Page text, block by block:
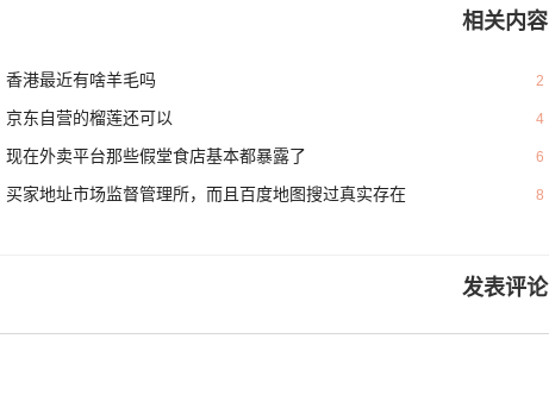
相关内容
香港最近有啥羊毛吗 2
京东自营的榴莲还可以 4
现在外卖平台那些假堂食店基本都暴露了 6
买家地址市场监督管理所，而且百度地图搜过真实存在 8
发表评论